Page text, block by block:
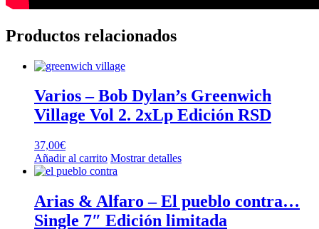
Productos relacionados
Varios – Bob Dylan’s Greenwich
Village Vol 2. 2xLp Edición RSD
37,00€
Añadir al carrito Mostrar detalles
Arias & Alfaro – El pueblo contra…
Single 7″ Edición limitada